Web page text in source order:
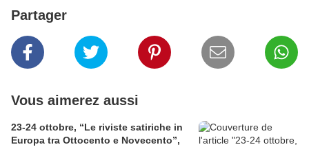
Partager
Vous aimerez aussi
23-24 ottobre, “Le riviste satiriche in
Europa tra Ottocento e Novecento”,